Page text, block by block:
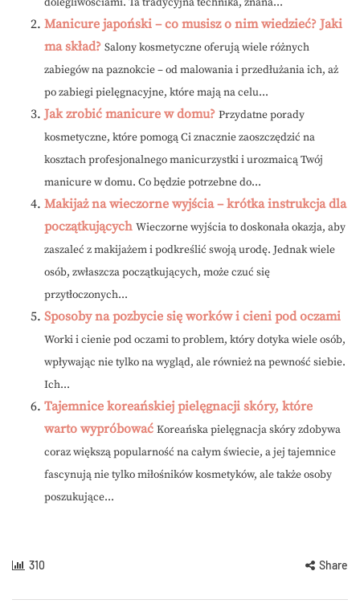
Manicure japoński – co musisz o nim wiedzieć? Jaki
ma skład? Salony kosmetyczne oferują wiele różnych
zabiegów na paznokcie – od malowania i przedłużania ich, aż
po zabiegi pielęgnacyjne, które mają na celu...
Jak zrobić manicure w domu? Przydatne porady
kosmetyczne, które pomogą Ci znacznie zaoszczędzić na
kosztach profesjonalnego manicurzystki i urozmaicą Twój
manicure w domu. Co będzie potrzebne do...
Makijaż na wieczorne wyjścia – krótka instrukcja dla
początkujących Wieczorne wyjścia to doskonała okazja, aby
zaszaleć z makijażem i podkreślić swoją urodę. Jednak wiele
osób, zwłaszcza początkujących, może czuć się
przytłoczonych...
Sposoby na pozbycie się worków i cieni pod oczami
Worki i cienie pod oczami to problem, który dotyka wiele osób,
wpływając nie tylko na wygląd, ale również na pewność siebie.
Ich...
Tajemnice koreańskiej pielęgnacji skóry, które
warto wypróbować Koreańska pielęgnacja skóry zdobywa
coraz większą popularność na całym świecie, a jej tajemnice
fascynują nie tylko miłośników kosmetyków, ale także osoby
poszukujące...
310 Share